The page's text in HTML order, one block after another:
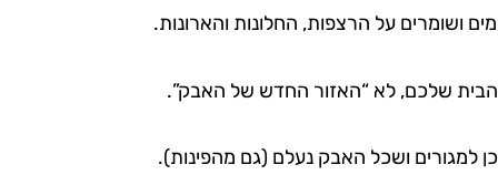
ושומרים על הרצפות, החלונות והארונות.
הבית שלכם, לא “האזור החדש של האבק”.
למגורים ושכל האבק נעלם (גם מהפינות).